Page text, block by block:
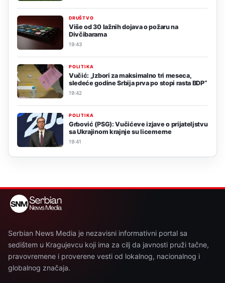
DRUŠTVO
Više od 30 lažnih dojava o požaru na
Divčibarama
19:43
POLITIKA
Vučić: „Izbori za maksimalno tri meseca,
sledeće godine Srbija prva po stopi rasta BDP“
19:42
POLITIKA
Grbović (PSG): Vučićeve izjave o prijateljstvu
sa Ukrajinom krajnje su licemerne
19:41
Serbian News Media je nezavisni informativni portal sa
sedištem u Kragujevcu koji ima za cilj da javnosti pruži tačne,
pravovremene i proverene vesti od lokalnog, nacionalnog i
globalnog značaja.